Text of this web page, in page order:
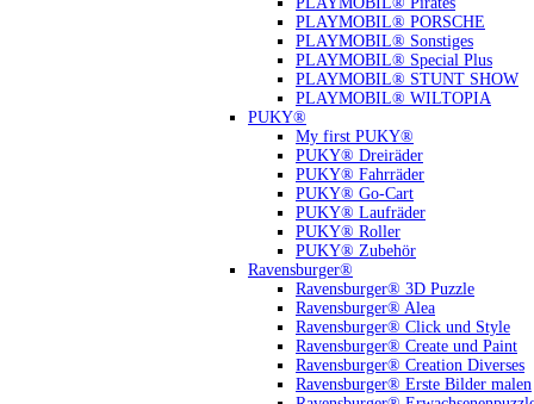
PLAYMOBIL® PORSCHE
PLAYMOBIL® Sonstiges
PLAYMOBIL® Special Plus
PLAYMOBIL® STUNT SHOW
PLAYMOBIL® WILTOPIA
PUKY®
My first PUKY®
PUKY® Dreiräder
PUKY® Fahrräder
PUKY® Go-Cart
PUKY® Laufräder
PUKY® Roller
PUKY® Zubehör
Ravensburger®
Ravensburger® 3D Puzzle
Ravensburger® Alea
Ravensburger® Click und Style
Ravensburger® Create und Paint
Ravensburger® Creation Diverses
Ravensburger® Erste Bilder malen